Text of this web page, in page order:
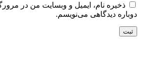
ذخیره نام، ایمیل و وبسایت من در
دوباره دیدگاهی می‌نویسم.